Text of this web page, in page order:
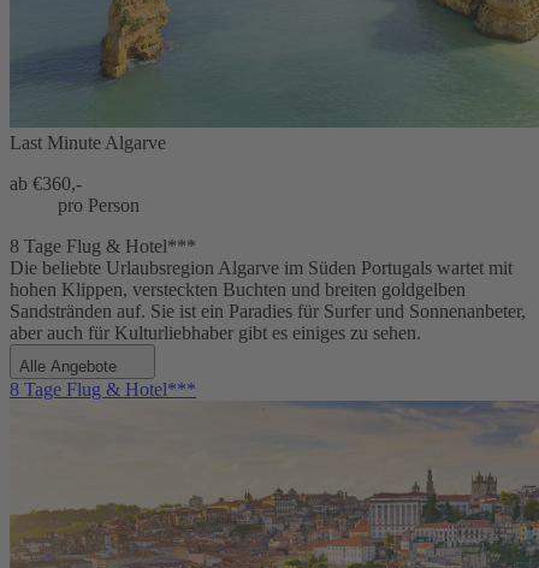
Last Minute Algarve
ab €360,-
pro Person
8 Tage Flug & Hotel***
Die beliebte Urlaubsregion Algarve im Süden Portugals wartet mit
hohen Klippen, versteckten Buchten und breiten goldgelben
Sandstränden auf. Sie ist ein Paradies für Surfer und Sonnenanbeter,
aber auch für Kulturliebhaber gibt es einiges zu sehen.
Alle Angebote
8 Tage Flug & Hotel***